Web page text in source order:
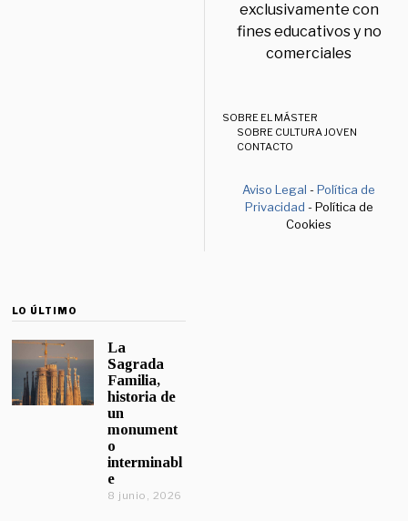
exclusivamente con
fines educativos y no
comerciales
SOBRE EL MÁSTER
SOBRE CULTURA JOVEN
CONTACTO
Aviso Legal -Política de
Privacidad - Política de
Cookies
LO ÚLTIMO
La
Sagrada
Familia,
historia de
un
monument
o
interminabl
e
8 junio, 2026